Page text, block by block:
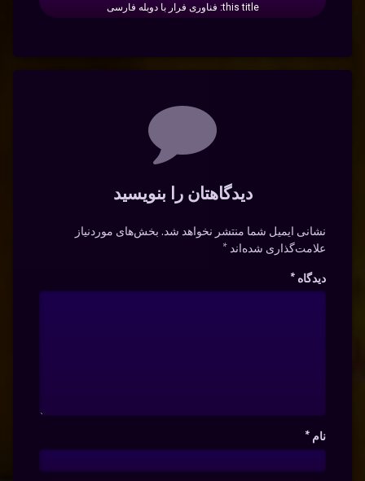
this title: فناوری فرار با دوبله فارسی
دیدگاهتان را بنویسید
نشانی ایمیل شما منتشر نخواهد شد. بخش‌های موردنیاز
علامت‌گذاری شده‌اند*
دیدگاه *
نام *